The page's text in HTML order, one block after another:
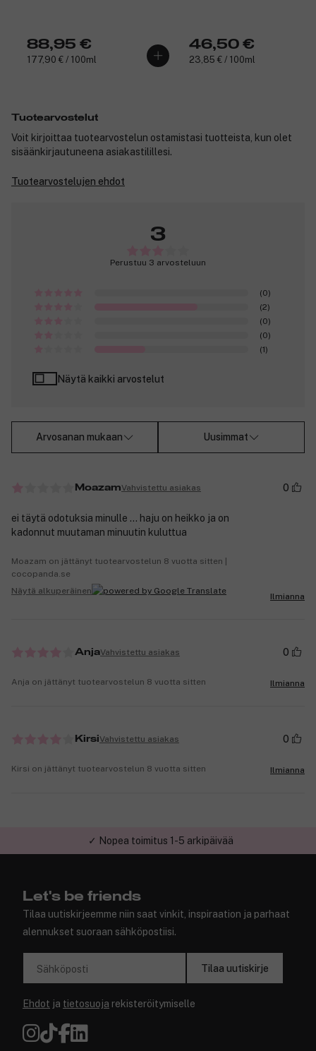
88,95 €
177,90 € / 100ml
46,50 €
23,85 € / 100ml
Tuotearvostelut
Voit kirjoittaa tuotearvostelun ostamistasi tuotteista, kun olet
sisäänkirjautuneena asiakastilillesi.
Tuotearvostelujen ehdot
3
Perustuu 3 arvosteluun
(0)
(2)
(0)
(0)
(1)
Näytä kaikki arvostelut
Arvosanan mukaan Uusimmat
MoazamVahvistettu asiakas 0
ei täytä odotuksia minulle ... haju on heikko ja on
kadonnut muutaman minuutin kuluttua
Moazam on jättänyt tuotearvostelun 8 vuotta sitten |
cocopanda.se
Näytä alkuperäinen
Ilmianna
AnjaVahvistettu asiakas 0
Anja on jättänyt tuotearvostelun 8 vuotta sitten Ilmianna
KirsiVahvistettu asiakas 0
Kirsi on jättänyt tuotearvostelun 8 vuotta sitten Ilmianna
Let's be friends
Tilaa uutiskirjeemme niin saat vinkit, inspiraation ja parhaat
alennukset suoraan sähköpostiisi.
Sähköposti Tilaa uutiskirje
Ehdot ja tietosuoja rekisteröitymiselle